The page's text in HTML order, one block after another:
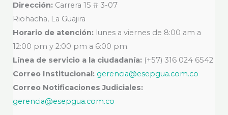
Dirección: Carrera 15 # 3-07
Riohacha, La Guajira
Horario de atención: lunes a viernes de 8:00 am a
12:00 pm y 2:00 pm a 6:00 pm.
Línea de servicio a la ciudadanía: (+57) 316 024 6542
Correo Institucional: gerencia@esepgua.com.co
Correo Notificaciones Judiciales:
gerencia@esepgua.com.co